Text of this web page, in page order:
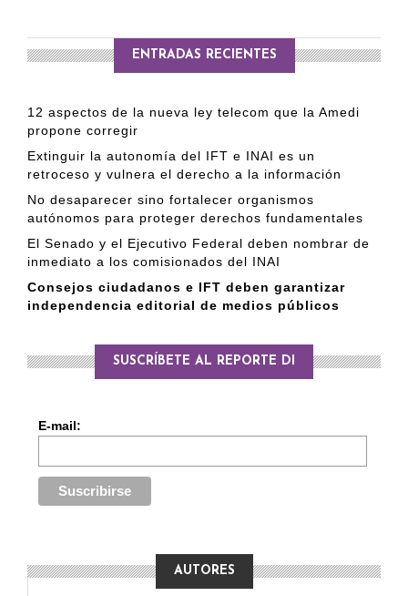
ENTRADAS RECIENTES
12 aspectos de la nueva ley telecom que la Amedi
propone corregir
Extinguir la autonomía del IFT e INAI es un
retroceso y vulnera el derecho a la información
No desaparecer sino fortalecer organismos
autónomos para proteger derechos fundamentales
El Senado y el Ejecutivo Federal deben nombrar de
inmediato a los comisionados del INAI
Consejos ciudadanos e IFT deben garantizar
independencia editorial de medios públicos
SUSCRÍBETE AL REPORTE DI
E-mail:
AUTORES